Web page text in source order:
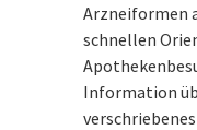
Arzneiformen
schnellen
Information